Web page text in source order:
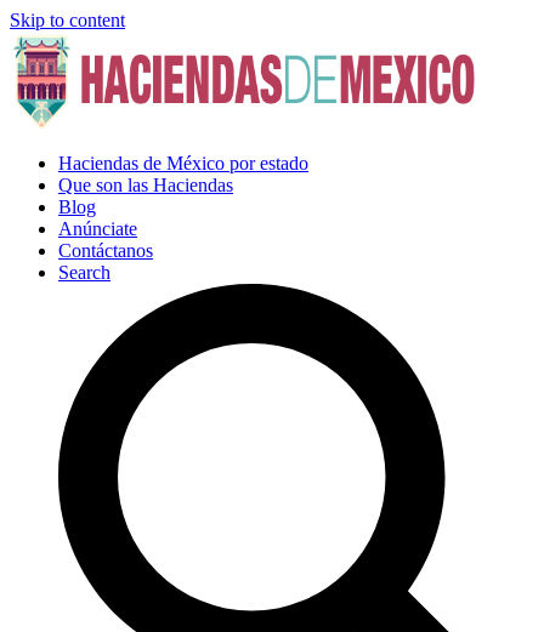
Skip to content
Haciendas de México por estado
Que son las Haciendas
Blog
Anúnciate
Contáctanos
Search